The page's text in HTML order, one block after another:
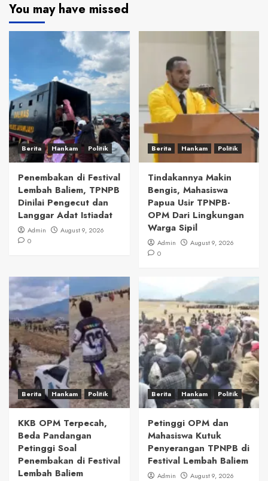
You may have missed
Berita Hankam Politik
Penembakan di Festival
Lembah Baliem, TPNPB
Dinilai Pengecut dan
Langgar Adat Istiadat
Admin
August 9, 2026
0
Berita Hankam Politik
Tindakannya Makin
Bengis, Mahasiswa
Papua Usir TPNPB-
OPM Dari Lingkungan
Warga Sipil
Admin
August 9, 2026
0
Berita Hankam Politik
KKB OPM Terpecah,
Beda Pandangan
Petinggi Soal
Penembakan di Festival
Lembah Baliem
Berita Hankam Politik
Petinggi OPM dan
Mahasiswa Kutuk
Penyerangan TPNPB di
Festival Lembah Baliem
Admin
August 9, 2026